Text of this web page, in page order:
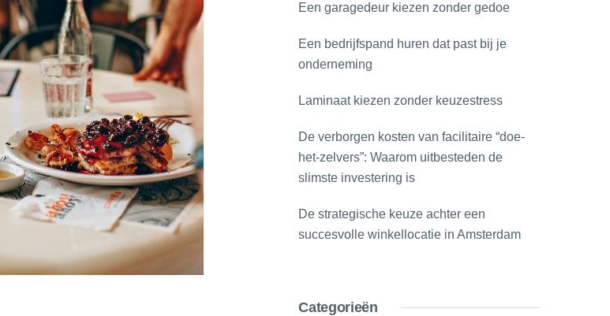
Een garagedeur kiezen zonder gedoe
Een bedrijfspand huren dat past bij je
onderneming
Laminaat kiezen zonder keuzestress
De verborgen kosten van facilitaire “doe-
het-zelvers”: Waarom uitbesteden de
slimste investering is
De strategische keuze achter een
succesvolle winkellocatie in Amsterdam
Categorieën